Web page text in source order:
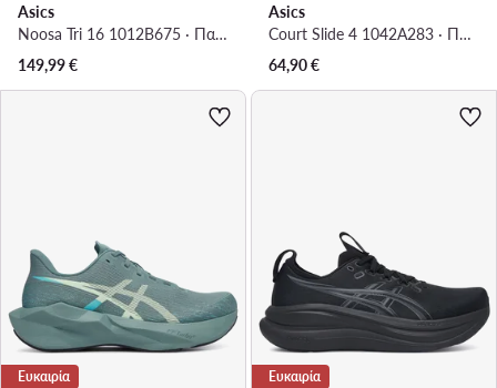
Asics
Noosa Tri 16 1012B675 · Παπούτσια για Τρέξιμο
149,99€
Asics
Court Slide 4 1042A283 · Παπούτσια Τένις
64,90€
Ευκαιρία Ευκαιρία